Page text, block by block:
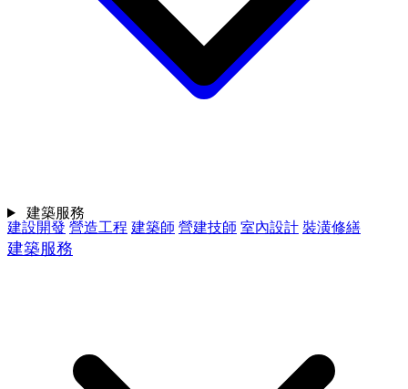
建設開發 營造工程 建築師 營建技師 室內設計 裝潢修繕
建築服務
建築服務